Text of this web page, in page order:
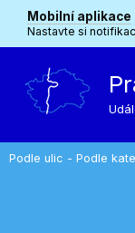
Mobilní aplikace
Nastavte si
Podle ulic - Podle